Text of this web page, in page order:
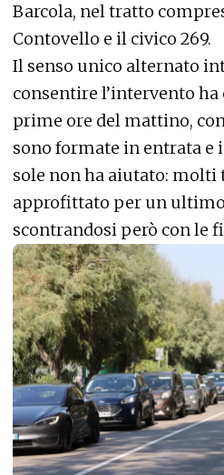
Barcola, nel tratto
Contovello e il civico 269.
Il senso unico alternato
consentire l’intervento
prime ore del mattino,
sono formate in entrata e
sole non ha aiutato:
approfittato per un
scontrandosi però con le